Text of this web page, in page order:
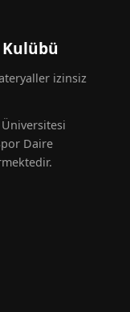
Kulübü
izinsiz
Daire